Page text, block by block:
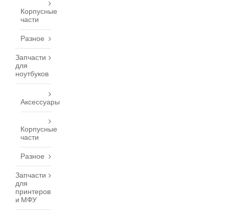
Корпусные
части
Разное
Запчасти
для
ноутбуков
Аксессуары
Корпусные
части
Разное
Запчасти
для
принтеров
и МФУ